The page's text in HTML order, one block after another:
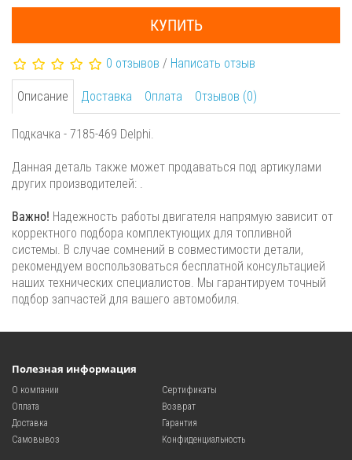
КУПИТЬ
0 отзывов / Написать отзыв
Описание Доставка Оплата Отзывов (0)
Подкачка - 7185-469 Delphi.
Данная деталь также может продаваться под артикулами
других производителей: .
Важно! Надежность работы двигателя напрямую зависит от
корректного подбора комплектующих для топливной
системы. В случае сомнений в совместимости детали,
рекомендуем воспользоваться бесплатной консультацией
наших технических специалистов. Мы гарантируем точный
подбор запчастей для вашего автомобиля.
Полезная информация
О компании
Оплата
Доставка
Самовывоз
Сертификаты
Возврат
Гарантия
Конфиденциальность